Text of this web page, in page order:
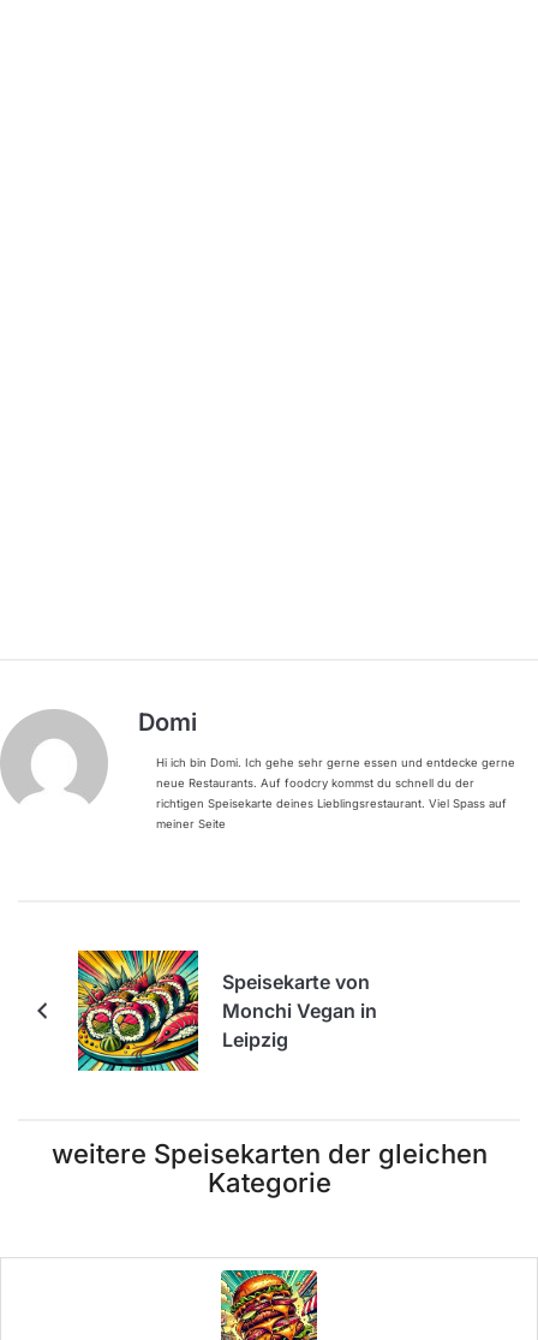
Domi
Hi ich bin Domi. Ich gehe sehr gerne essen und entdecke gerne
neue Restaurants. Auf foodcry kommst du schnell du der
richtigen Speisekarte deines Lieblingsrestaurant. Viel Spass auf
meiner Seite
Speisekarte von
Monchi Vegan in
Leipzig
weitere Speisekarten der gleichen
Kategorie